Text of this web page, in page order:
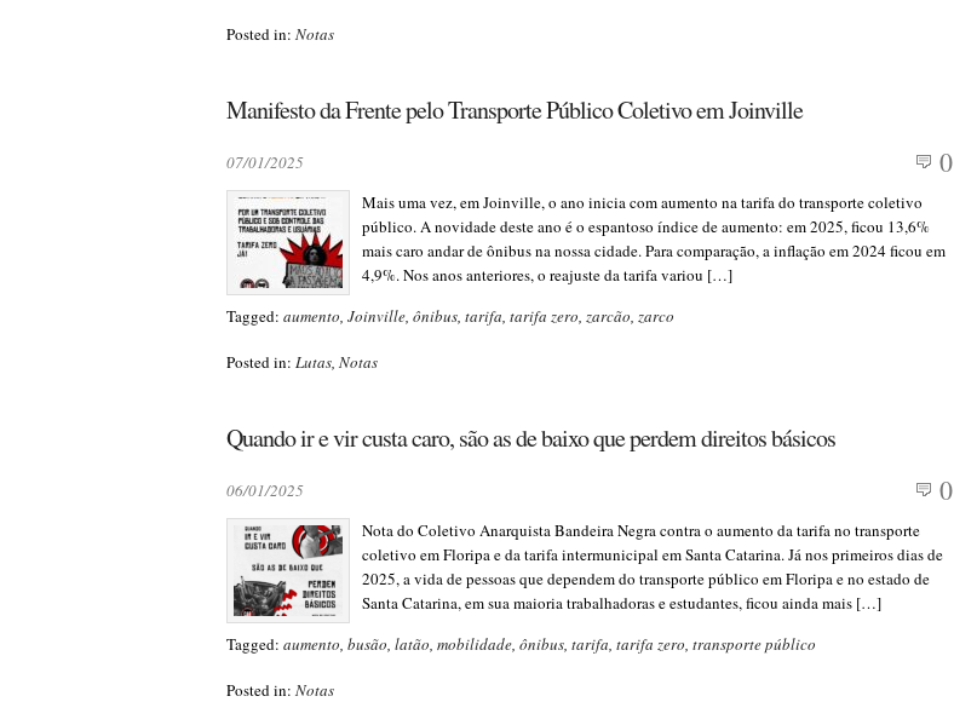
Posted in: Notas
Manifesto da Frente pelo Transporte Público Coletivo em Joinville
07/01/2025 0
Mais uma vez, em Joinville, o ano inicia com aumento na tarifa do transporte coletivo
público. A novidade deste ano é o espantoso índice de aumento: em 2025, ficou 13,6%
mais caro andar de ônibus na nossa cidade. Para comparação, a inflação em 2024 ficou em
4,9%. Nos anos anteriores, o reajuste da tarifa variou […]
Tagged: aumento, Joinville, ônibus, tarifa, tarifa zero, zarcão, zarco
Posted in: Lutas, Notas
Quando ir e vir custa caro, são as de baixo que perdem direitos básicos
06/01/2025 0
Nota do Coletivo Anarquista Bandeira Negra contra o aumento da tarifa no transporte
coletivo em Floripa e da tarifa intermunicipal em Santa Catarina. Já nos primeiros dias de
2025, a vida de pessoas que dependem do transporte público em Floripa e no estado de
Santa Catarina, em sua maioria trabalhadoras e estudantes, ficou ainda mais […]
Tagged: aumento, busão, latão, mobilidade, ônibus, tarifa, tarifa zero, transporte público
Posted in: Notas